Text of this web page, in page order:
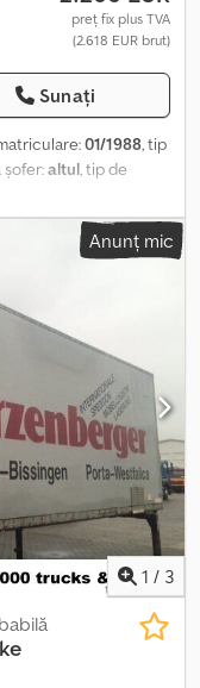
preț fix plus TVA
(2.618 EUR brut)
Sunați
01/1988, tip
șofer:altul, tip de
de încărcare:
Bovenden, uși
mobilă Csdji N
FĂRĂ GARANȚIE,
Anunț mic
1 / 3